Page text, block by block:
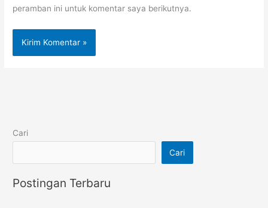
peramban ini untuk komentar saya berikutnya.
Cari
Cari
Postingan Terbaru